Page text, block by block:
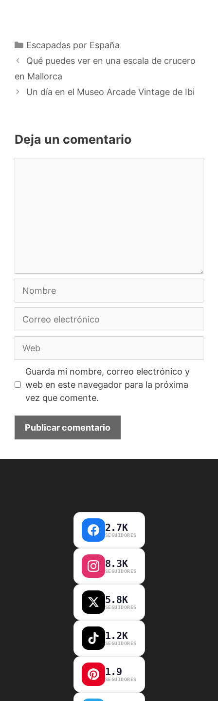
Categorías
Escapadas por España
Qué puedes ver en una escala de crucero
en Mallorca
Un día en el Museo Arcade Vintage de Ibi
Deja un comentario
Correo
Guarda mi nombre, correo electrónico y
web en este navegador para la próxima
vez que comente.
2.7K
SEGUIDORES
8.3K
SEGUIDORES
5.8K
SEGUIDORES
1.2K
SEGUIDORES
1.9
SEGUIDORES